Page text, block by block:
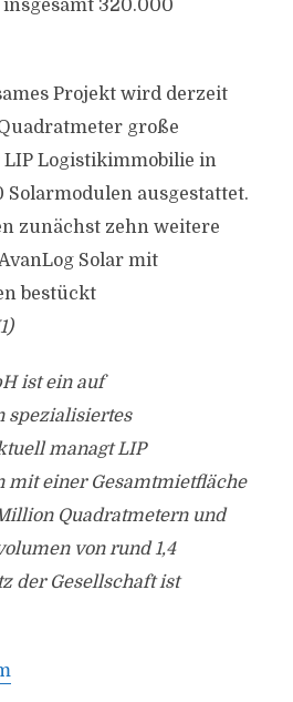
320.000
Projekt wird derzeit
große
LIP Logistikimmobilie in
ausgestattet.
zunächst zehn weitere
Solar mit
bestückt
ist ein auf
spezialisiertes
managt LIP
einer Gesamtmietfläche
Quadratmetern und
von rund 1,4
der Gesellschaft ist